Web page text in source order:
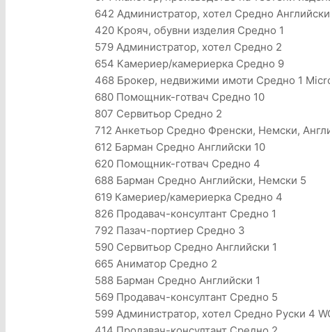
642 Администратор, хотел Средно
420 Крояч, обувни изделия Средно 1
579 Администратор, хотел Средно 2
654 Камериер/камериерка Средно 9
468 Брокер, недвижими имоти Средно 1
680 Помощник-готвач Средно 10
807 Сервитьор Средно 2
712 Анкетьор Средно Френски, Немски,
612 Барман Средно Английски 10
620 Помощник-готвач Средно 4
688 Барман Средно Английски, Немски 5
619 Камериер/камериерка Средно 4
826 Продавач-консултант Средно 1
792 Пазач-портиер Средно 3
590 Сервитьор Средно Английски 1
665 Аниматор Средно 2
588 Барман Средно Английски 1
569 Продавач-консултант Средно 5
599 Администратор, хотел Средно Руски 4